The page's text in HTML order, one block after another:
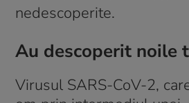
nedescoperite.
Au descoperit noile
Virusul SARS-CoV-2,